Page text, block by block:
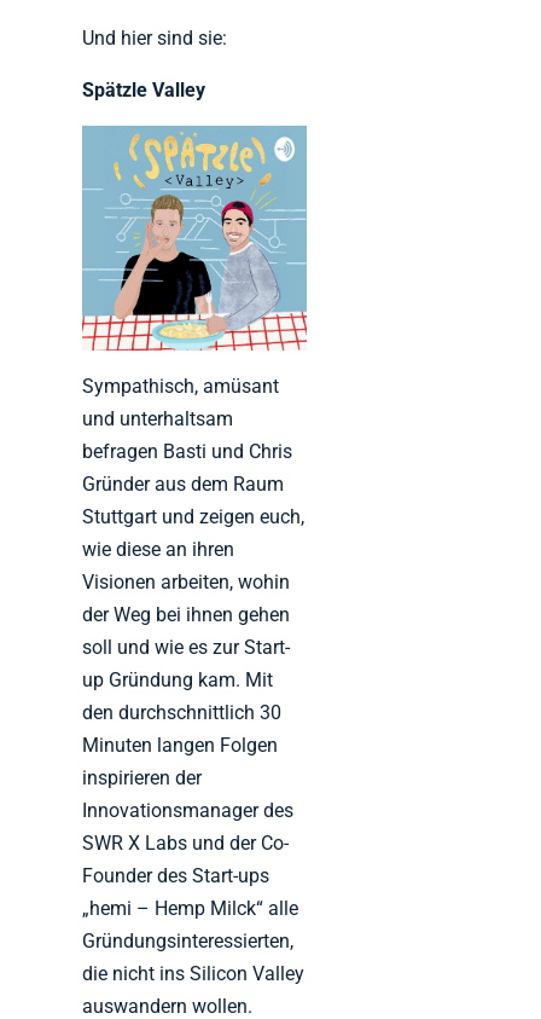
Und hier sind sie:
Spätzle Valley
Sympathisch, amüsant
und unterhaltsam
befragen Basti und Chris
Gründer aus dem Raum
Stuttgart und zeigen euch,
wie diese an ihren
Visionen arbeiten, wohin
der Weg bei ihnen gehen
soll und wie es zur Start-
up Gründung kam. Mit
den durchschnittlich 30
Minuten langen Folgen
inspirieren der
Innovationsmanager des
SWR X Labs und der Co-
Founder des Start-ups
„hemi – Hemp Milck“ alle
Gründungsinteressierten,
die nicht ins Silicon Valley
auswandern wollen.